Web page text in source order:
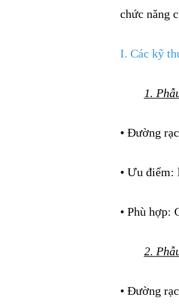
chức năng
I. Các kỹ
1.
• Đường
• Ưu điểm:
• Phù hợp:
2.
• Đường